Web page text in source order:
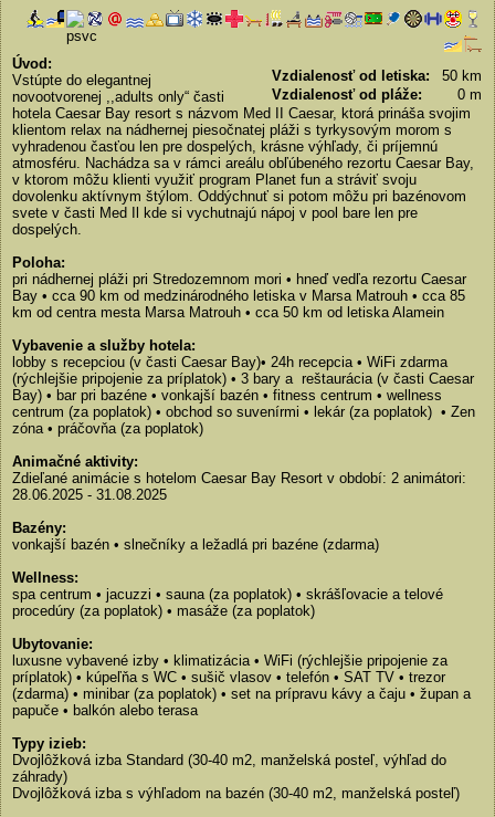
Vzdialenosť od letiska:
50 km
Vzdialenosť od pláže:
0 m
Úvod:
Vstúpte do elegantnej
novootvorenej ,,adults only“ časti
hotela Caesar Bay resort s názvom Med II Caesar, ktorá prináša svojim
klientom relax na nádhernej piesočnatej pláži s tyrkysovým morom s
vyhradenou časťou len pre dospelých, krásne výhľady, či príjemnú
atmosféru. Nachádza sa v rámci areálu obľúbeného rezortu Caesar Bay,
v ktorom môžu klienti využiť program Planet fun a stráviť svoju
dovolenku aktívnym štýlom. Oddýchnuť si potom môžu pri bazénovom
svete v časti Med Il kde si vychutnajú nápoj v pool bare len pre
dospelých.
Poloha:
pri nádhernej pláži pri Stredozemnom mori • hneď vedľa rezortu Caesar
Bay • cca 90 km od medzinárodného letiska v Marsa Matrouh • cca 85
km od centra mesta Marsa Matrouh • cca 50 km od letiska Alamein
Vybavenie a služby hotela:
lobby s recepciou (v časti Caesar Bay)• 24h recepcia • WiFi zdarma
(rýchlejšie pripojenie za príplatok) • 3 bary a reštaurácia (v časti Caesar
Bay) • bar pri bazéne • vonkajší bazén • fitness centrum • wellness
centrum (za poplatok) • obchod so suvenírmi • lekár (za poplatok) • Zen
zóna • práčovňa (za poplatok)
Animačné aktivity:
Zdieľané animácie s hotelom Caesar Bay Resort v období: 2 animátori:
28.06.2025 - 31.08.2025
Bazény:
vonkajší bazén • slnečníky a ležadlá pri bazéne (zdarma)
Wellness:
spa centrum • jacuzzi • sauna (za poplatok) • skrášľovacie a telové
procedúry (za poplatok) • masáže (za poplatok)
Ubytovanie:
luxusne vybavené izby • klimatizácia • WiFi (rýchlejšie pripojenie za
príplatok) • kúpeľňa s WC • sušič vlasov • telefón • SAT TV • trezor
(zdarma) • minibar (za poplatok) • set na prípravu kávy a čaju • župan a
papuče • balkón alebo terasa
Typy izieb:
Dvojlôžková izba Standard (30-40 m2, manželská posteľ, výhľad do
záhrady)
Dvojlôžková izba s výhľadom na bazén (30-40 m2, manželská posteľ)